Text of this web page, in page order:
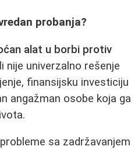
probanja?
alat u borbi protiv
nije univerzalno rešenje
finansijsku investiciju
angažman osobe koja ga
sa zadržavanjem